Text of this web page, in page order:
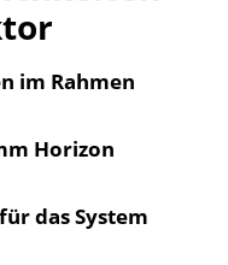
im Rahmen
Horizon
das System